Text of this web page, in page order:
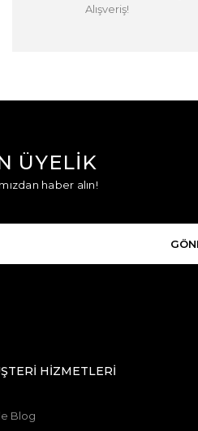
Alışveriş!
ÜYELİK
haber alın!
HİZMETLERİ
Blog